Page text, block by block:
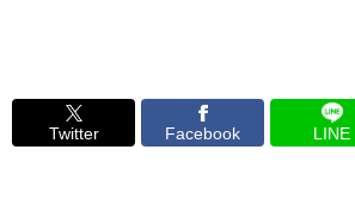
Twitter Facebook LINE